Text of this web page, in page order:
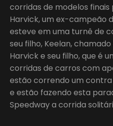
corridas de modelos finais
Harvick, um ex-campeão
esteve em uma turnê de
seu filho, Keelan, chamado
Harvick e seu filho, que é
corridas de carros com
estão correndo um
e estão fazendo esta
Speedway a corrida